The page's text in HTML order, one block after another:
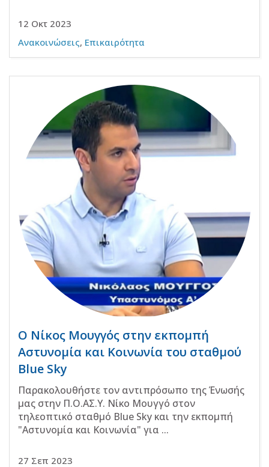
12 Οκτ 2023
Ανακοινώσεις, Επικαιρότητα
Ο Νίκος Μουγγός στην εκπομπή
Αστυνομία και Κοινωνία του σταθμού
Blue Sky
Παρακολουθήστε τον αντιπρόσωπο της Ένωσής
μας στην Π.Ο.ΑΣ.Υ. Νίκο Μουγγό στον
τηλεοπτικό σταθμό Blue Sky και την εκπομπή
"Αστυνομία και Κοινωνία" για ...
27 Σεπ 2023